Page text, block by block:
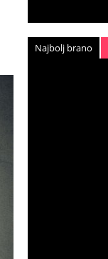
Najbolj brano